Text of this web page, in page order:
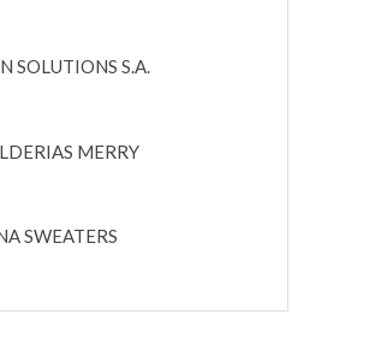
SOLUTIONS S.A.
MERRY
SWEATERS